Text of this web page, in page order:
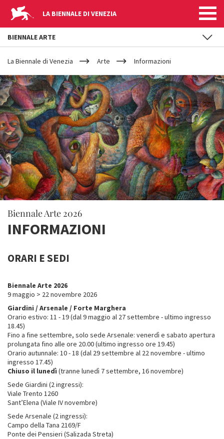
LA BIENNALE DI VENEZIA
YOUR
ARE
HERE
La Biennale di Venezia Arte Informazioni
Biennale Arte 2026
INFORMAZIONI
ORARI E SEDI
Biennale Arte 2026
9 maggio > 22 novembre 2026
Giardini / Arsenale / Forte Marghera
Orario estivo: 11 - 19 (dal 9 maggio al 27 settembre - ultimo ingresso
18.45)
Fino a fine settembre, solo sede Arsenale: venerdì e sabato apertura
prolungata fino alle ore 20.00 (ultimo ingresso ore 19.45)
Orario autunnale: 10 - 18 (dal 29 settembre al 22 novembre - ultimo
ingresso 17.45)
Chiuso il lunedì (tranne lunedì 7 settembre, 16 novembre)
Sede Giardini (2 ingressi):
Viale Trento 1260
Sant’Elena (Viale IV novembre)
Sede Arsenale (2 ingressi):
Campo della Tana 2169/F
Ponte dei Pensieri (Salizada Streta)
BIENNALE ARTE